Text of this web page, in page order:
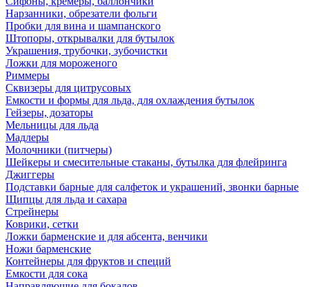
Нарзанники, обрезатели фольги
Пробки для вина и шампанского
Штопоры, открывалки для бутылок
Украшения, трубочки, зубочистки
Ложки для мороженого
Риммеры
Сквизеры для цитрусовых
Емкости и формы для льда, для охлаждения бутылок
Гейзеры, дозаторы
Мельницы для льда
Мадлеры
Молочники (питчеры)
Шейкеры и смесительные стаканы, бутылка для флейринга
Джиггеры
Подставки барные для салфеток и украшений, звонки барные
Щипцы для льда и сахара
Стрейнеры
Коврики, сетки
Ложки барменские и для абсента, венчики
Ножи барменские
Контейнеры для фруктов и специй
Емкости для сока